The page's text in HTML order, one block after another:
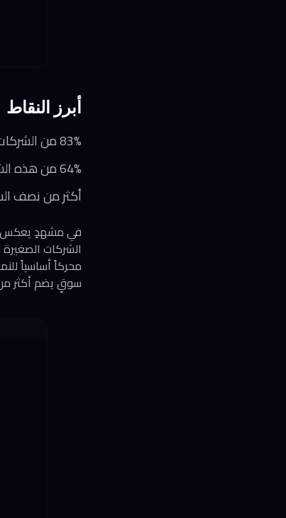
أبرز النقاط
83% من الشركات الصغيرة والمتوسطة المصرية ترى أن المدفوعات الرقمية عامل حاسم في تسريع نموها
64% من هذه الشركات باتت تعمل عبر قنوات بيع فعلية ورقمية في آن واحد
أكثر من نصف
في مشهدٍ يعكس
محركاً أساسياً
سوقٍ يضم أكثر